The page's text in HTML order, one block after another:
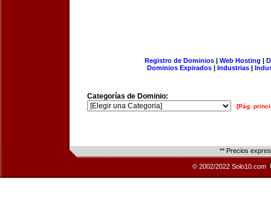
Registro de Dominios| Web Hosting |
Dominios Expirados | Industrias |
Categorías de Dominio:
[Pág.
** Precios
© 2002/2022 Solo10.com